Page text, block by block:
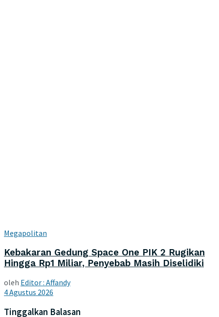
Megapolitan
Kebakaran Gedung Space One PIK 2 Rugikan
Hingga Rp1 Miliar, Penyebab Masih Diselidiki
oleh Editor : Affandy
4 Agustus 2026
Tinggalkan Balasan